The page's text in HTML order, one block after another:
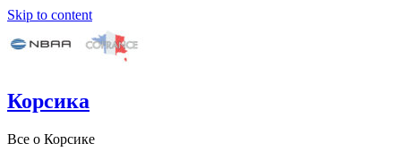
Skip to content
Корсика
Все о Корсике